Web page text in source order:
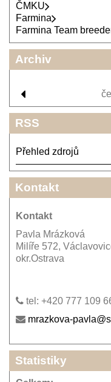
ČMKU
Farmina
Farmina Team
Archiv
RSS
Přehled zdrojů
Kontakt
Kontakt
Pavla Mrázková
Milíře 572,
okr.Ostrava
tel: +420 777 109
mrazkova-
Statistiky